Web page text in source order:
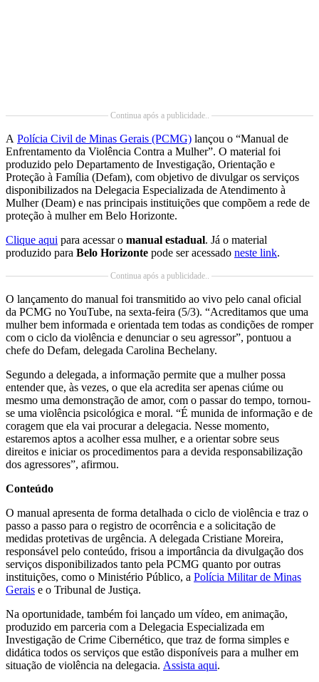
Continua após a publicidade..
A Polícia Civil de Minas Gerais (PCMG) lançou o “Manual de
Enfrentamento da Violência Contra a Mulher”. O material foi
produzido pelo Departamento de Investigação, Orientação e
Proteção à Família (Defam), com objetivo de divulgar os serviços
disponibilizados na Delegacia Especializada de Atendimento à
Mulher (Deam) e nas principais instituições que compõem a rede de
proteção à mulher em Belo Horizonte.
Clique aqui para acessar o manual estadual. Já o material
produzido para Belo Horizonte pode ser acessado neste link.
Continua após a publicidade..
O lançamento do manual foi transmitido ao vivo pelo canal oficial
da PCMG no YouTube, na sexta-feira (5/3). “Acreditamos que uma
mulher bem informada e orientada tem todas as condições de romper
com o ciclo da violência e denunciar o seu agressor”, pontuou a
chefe do Defam, delegada Carolina Bechelany.
Segundo a delegada, a informação permite que a mulher possa
entender que, às vezes, o que ela acredita ser apenas ciúme ou
mesmo uma demonstração de amor, com o passar do tempo, tornou-
se uma violência psicológica e moral. “É munida de informação e de
coragem que ela vai procurar a delegacia. Nesse momento,
estaremos aptos a acolher essa mulher, e a orientar sobre seus
direitos e iniciar os procedimentos para a devida responsabilização
dos agressores”, afirmou.
Conteúdo
O manual apresenta de forma detalhada o ciclo de violência e traz o
passo a passo para o registro de ocorrência e a solicitação de
medidas protetivas de urgência. A delegada Cristiane Moreira,
responsável pelo conteúdo, frisou a importância da divulgação dos
serviços disponibilizados tanto pela PCMG quanto por outras
instituições, como o Ministério Público, a Polícia Militar de Minas
Gerais e o Tribunal de Justiça.
Na oportunidade, também foi lançado um vídeo, em animação,
produzido em parceria com a Delegacia Especializada em
Investigação de Crime Cibernético, que traz de forma simples e
didática todos os serviços que estão disponíveis para a mulher em
situação de violência na delegacia. Assista aqui.